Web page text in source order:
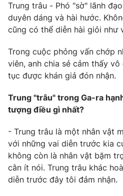
Emagazine
Photo
Video
VTV Money
Thị trường 24h
VTV4
Trung trâu - Phó "sờ" lãnh
duyên dáng và hài hước.
cũng có thể diễn hài giỏi như
Trong cuộc phỏng vấn chớp
viên, anh chia sẻ cảm thấy
tục được khán giả đón nhận.
Trung "trâu" trong Ga-ra
tượng điều gì nhất?
- Trung trâu là một nhân vật
với những vai diễn trước kia
không còn là nhân vật bặm
cằn ít nói. Trung trâu khác
diễn trước đây tôi đảm nhận.